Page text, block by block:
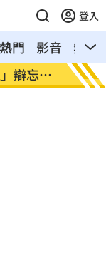
登入
熱門 影音
熱搜
首 頭掛樹上示警